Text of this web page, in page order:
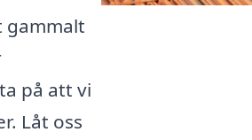
gammalt
på att vi
Låt oss